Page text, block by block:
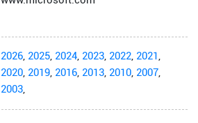
2026, 2025, 2024, 2023, 2022, 2021,
2020, 2019, 2016, 2013, 2010, 2007,
2003,